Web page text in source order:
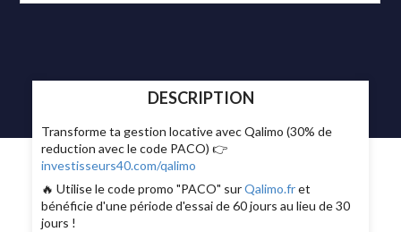
DESCRIPTION
Transforme ta gestion locative avec Qalimo (30% de
reduction avec le code PACO) 👉
investisseurs40.com/qalimo
🔥 Utilise le code promo "PACO" surQalimo.fret
bénéficie d'une période d'essai de 60 jours au lieu de 30
jours !